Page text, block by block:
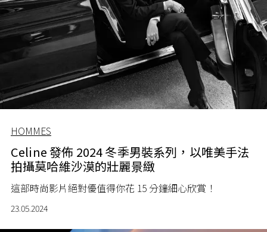
HOMMES
Celine 發佈 2024 冬季男裝系列，以唯美手法
拍攝莫哈維沙漠的壯麗景緻
這部時尚影片絕對優值得你花 15 分鐘細心欣賞！
23.05.2024